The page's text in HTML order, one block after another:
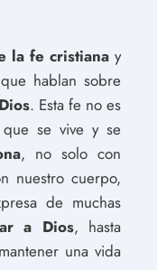
la fe cristianay
hablan sobre
. Esta fe no es
se vive y se
, no solo con
nuestro cuerpo,
de muchas
a Dios, hasta
una vida